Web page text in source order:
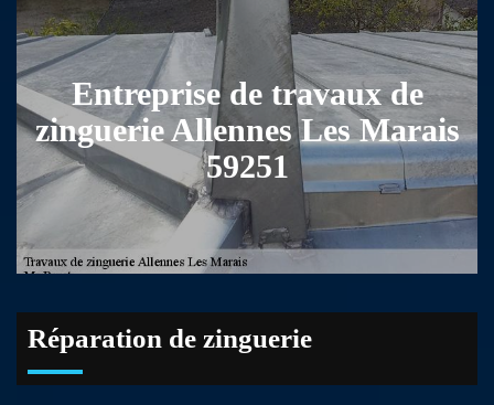
Entreprise de travaux de
zinguerie Allennes Les Marais
59251
Réparation de zinguerie